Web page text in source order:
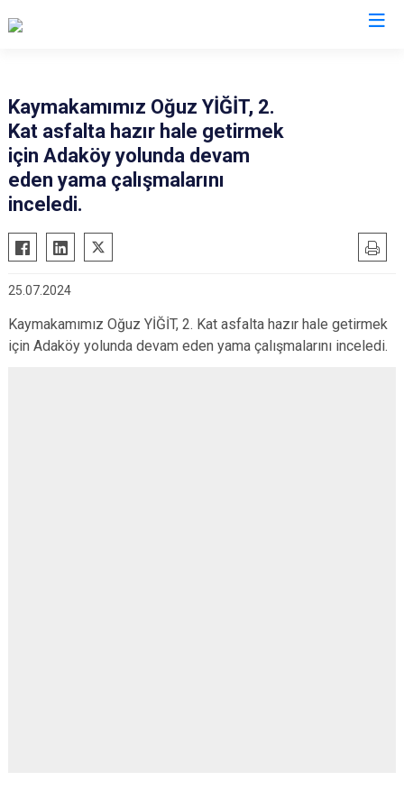
Dörtdivan
Gerede
Göynük
Mengen
Mudurnu
Yeniçağa
Kaymakamımız Oğuz YİĞİT, 2.
Kat asfalta hazır hale getirmek
için Adaköy yolunda devam
eden yama çalışmalarını
inceledi.
25.07.2024
Kaymakamımız Oğuz YİĞİT, 2. Kat asfalta hazır hale getirmek
için Adaköy yolunda devam eden yama çalışmalarını inceledi.